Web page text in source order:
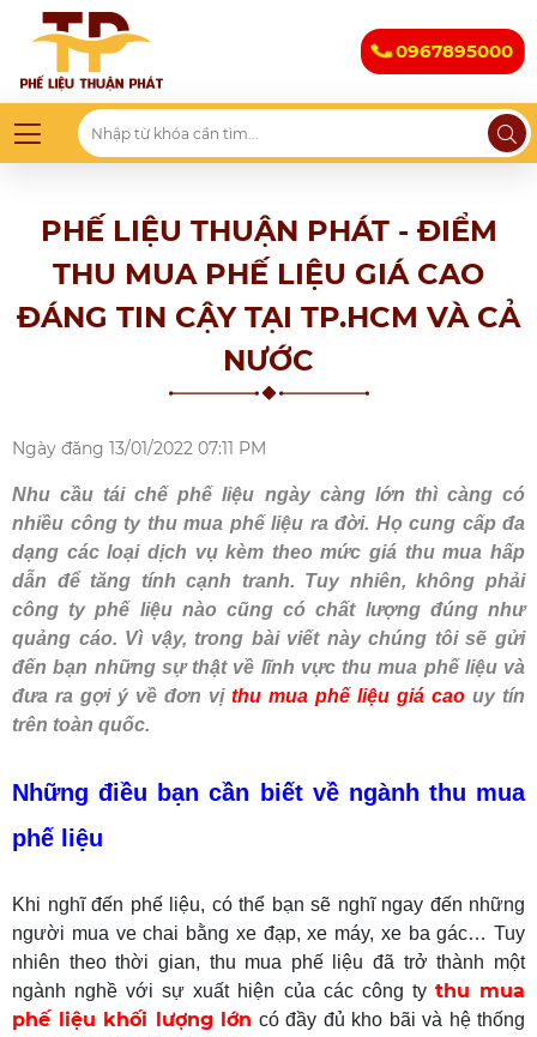
0967895000
PHẾ LIỆU THUẬN PHÁT - ĐIỂM
THU MUA PHẾ LIỆU GIÁ CAO
ĐÁNG TIN CẬY TẠI TP.HCM VÀ CẢ
NƯỚC
Ngày đăng 13/01/2022 07:11 PM
Nhu cầu tái chế phế liệu ngày càng lớn thì càng có
nhiều công ty thu mua phế liệu ra đời. Họ cung cấp đa
dạng các loại dịch vụ kèm theo mức giá thu mua hấp
dẫn để tăng tính cạnh tranh. Tuy nhiên, không phải
công ty phế liệu nào cũng có chất lượng đúng như
quảng cáo. Vì vậy, trong bài viết này chúng tôi sẽ gửi
đến bạn những sự thật về lĩnh vực thu mua phế liệu và
đưa ra gợi ý về đơn vị thu mua phế liệu giá cao uy tín
trên toàn quốc.
Những điều bạn cần biết về ngành thu mua
phế liệu
Khi nghĩ đến phế liệu, có thể bạn sẽ nghĩ ngay đến những
người mua ve chai bằng xe đạp, xe máy, xe ba gác… Tuy
nhiên theo thời gian, thu mua phế liệu đã trở thành một
ngành nghề với sự xuất hiện của các công ty thu mua
phế liệu khối lượng lớn có đầy đủ kho bãi và hệ thống